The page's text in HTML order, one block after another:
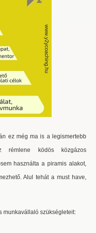
ez még ma is a legismertebb
rémlene ködös közgázos
használta a piramis alakot,
Alul tehát a must have,
munkavállaló szükségleteit: